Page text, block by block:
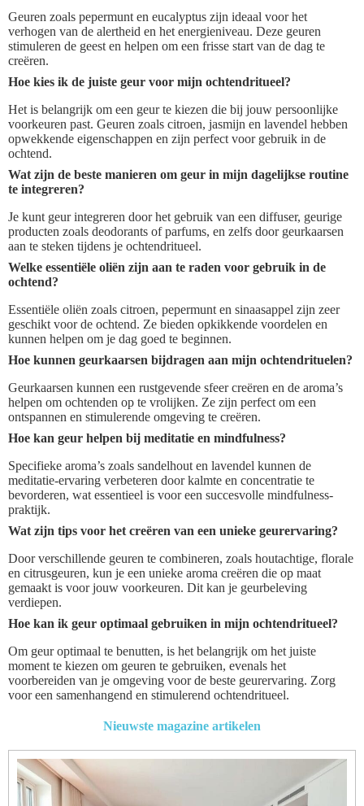
Geuren zoals pepermunt en eucalyptus zijn ideaal voor het
verhogen van de alertheid en het energieniveau. Deze geuren
stimuleren de geest en helpen om een frisse start van de dag te
creëren.
Hoe kies ik de juiste geur voor mijn ochtendritueel?
Het is belangrijk om een geur te kiezen die bij jouw persoonlijke
voorkeuren past. Geuren zoals citroen, jasmijn en lavendel hebben
opwekkende eigenschappen en zijn perfect voor gebruik in de
ochtend.
Wat zijn de beste manieren om geur in mijn dagelijkse routine
te integreren?
Je kunt geur integreren door het gebruik van een diffuser, geurige
producten zoals deodorants of parfums, en zelfs door geurkaarsen
aan te steken tijdens je ochtendritueel.
Welke essentiële oliën zijn aan te raden voor gebruik in de
ochtend?
Essentiële oliën zoals citroen, pepermunt en sinaasappel zijn zeer
geschikt voor de ochtend. Ze bieden opkikkende voordelen en
kunnen helpen om je dag goed te beginnen.
Hoe kunnen geurkaarsen bijdragen aan mijn ochtendrituelen?
Geurkaarsen kunnen een rustgevende sfeer creëren en de aroma’s
helpen om ochtenden op te vrolijken. Ze zijn perfect om een
ontspannen en stimulerende omgeving te creëren.
Hoe kan geur helpen bij meditatie en mindfulness?
Specifieke aroma’s zoals sandelhout en lavendel kunnen de
meditatie-ervaring verbeteren door kalmte en concentratie te
bevorderen, wat essentieel is voor een succesvolle mindfulness-
praktijk.
Wat zijn tips voor het creëren van een unieke geurervaring?
Door verschillende geuren te combineren, zoals houtachtige, florale
en citrusgeuren, kun je een unieke aroma creëren die op maat
gemaakt is voor jouw voorkeuren. Dit kan je geurbeleving
verdiepen.
Hoe kan ik geur optimaal gebruiken in mijn ochtendritueel?
Om geur optimaal te benutten, is het belangrijk om het juiste
moment te kiezen om geuren te gebruiken, evenals het
voorbereiden van je omgeving voor de beste geurervaring. Zorg
voor een samenhangend en stimulerend ochtendritueel.
Nieuwste magazine artikelen